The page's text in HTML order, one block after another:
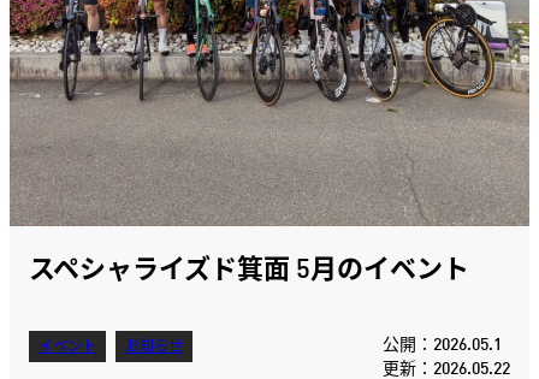
スペシャライズド箕面 5月のイベント
イベント お知らせ
公開：2026.05.1
更新：2026.05.22